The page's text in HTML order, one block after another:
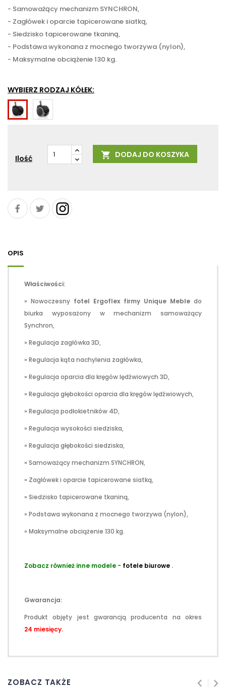
- Samoważący mechanizm SYNCHRON,
- Zagłówek i oparcie tapicerowane siatką,
- Siedzisko tapicerowane tkaniną,
- Podstawa wykonana z mocnego tworzywa (nylon),
- Maksymalne obciążenie 130 kg.
WYBIERZ RODZAJ KÓŁEK:
Do
powierzchni
dywany
Do
powierzchni
zabezpieczają
Ilość  DODAJ DO KOSZYKA
OPIS
Właściwości:
» Nowoczesny fotel Ergoflex firmy Unique Meble do
biurka wyposażony w mechanizm samoważący
Synchron,
» Regulacja zagłówka 3D,
» Regulacja kąta nachylenia zagłówka,
» Regulacja oparcia dla kręgów lędźwiowych 3D,
» Regulacja głębokości oparcia dla kręgów lędźwiowych,
» Regulacja podłokietników 4D,
» Regulacja wysokości siedziska,
» Regulacja głębokości siedziska,
» Samoważący mechanizm SYNCHRON,
» Zagłówek i oparcie tapicerowane siatką,
» Siedzisko tapicerowane tkaniną,
» Podstawa wykonana z mocnego tworzywa (nylon),
» Maksymalne obciążenie 130 kg.
Zobacz również inne modele - fotele biurowe .
Gwarancja:
Produkt objęty jest gwarancją producenta na okres
24 miesięcy.
ZOBACZ TAKŻE